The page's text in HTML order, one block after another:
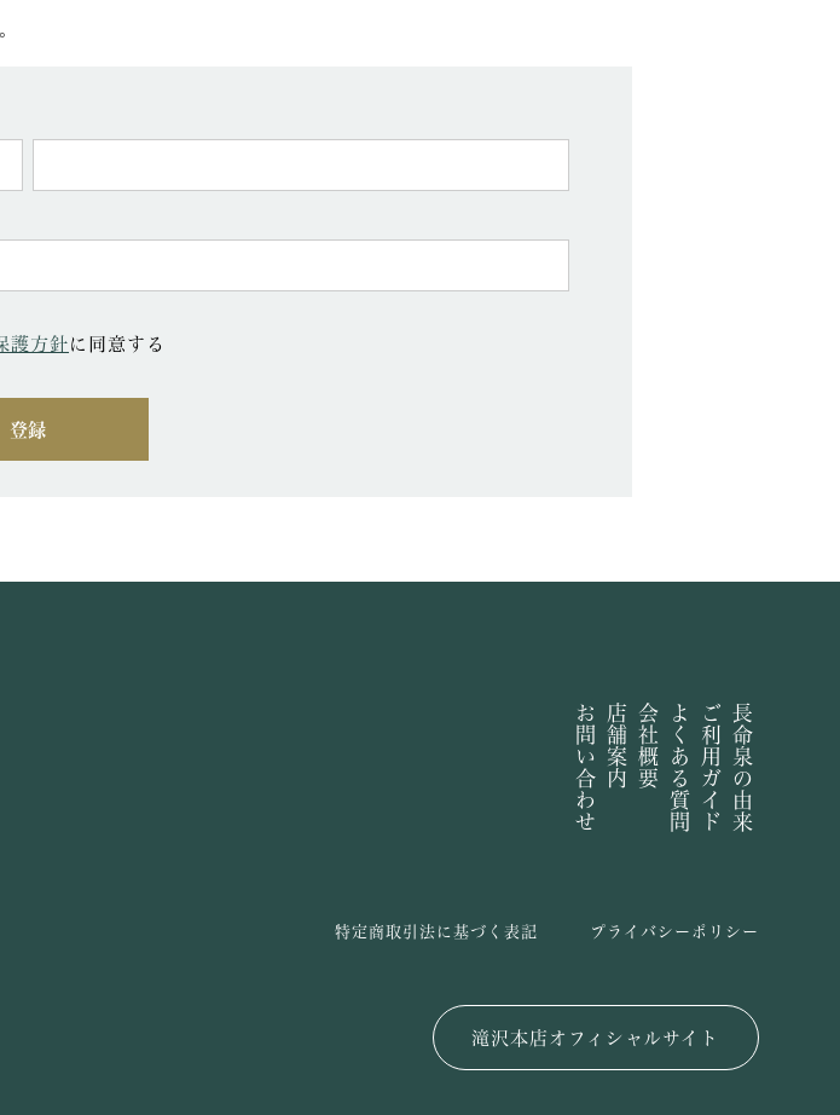
護方針 に同意する
登録
長命泉の由来
ご利用ガイド
よくある質問
会社概要
店舗案内
お問い合わせ
滝沢本店オフィシャルサイト
特定商取引法に基づく表記 プライバシーポリシー